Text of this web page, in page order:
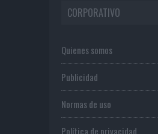
CORPORATIVO
Quienes somos
Publicidad
Normas de uso
Política de privacidad